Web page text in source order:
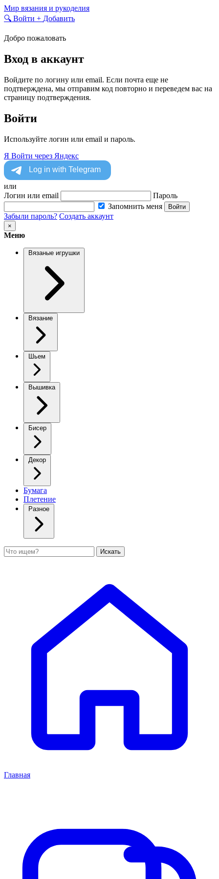
Skip
to
Мир вязания и рукоделия
🔍 Войти + Добавить
Добро пожаловать
Вход в аккаунт
Войдите по логину или email. Если почта еще не
подтверждена, мы отправим код повторно и переведем вас на
страницу подтверждения.
Войти
Используйте логин или email и пароль.
Я Войти через Яндекс
или
Логин или email
Пароль
Запомнить меня
Войти
Забыли пароль? Создать аккаунт
×
Меню
Вязаные игрушки
Вязание
Шьем
Вышивка
Бисер
Декор
Бумага
Плетение
Разное
Поиск Искать
Главная